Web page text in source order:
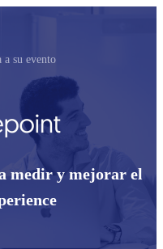
a su evento
medir y mejorar el